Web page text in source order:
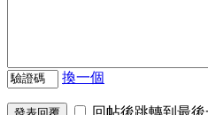
換一個
回帖後跳轉到最